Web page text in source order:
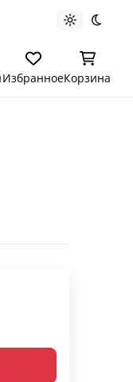
Светлая
ИзбранноеКорзина